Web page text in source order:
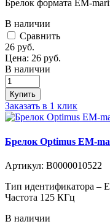
Брелок формата EM-
В наличии
Cравнить
26 руб.
Цена: 26 руб.
В наличии
Купить
Заказать в 1 клик
Брелок Optimus EM-
Артикул: В0000010522
Тип идентификатора –
Частота 125 КГц
В наличии